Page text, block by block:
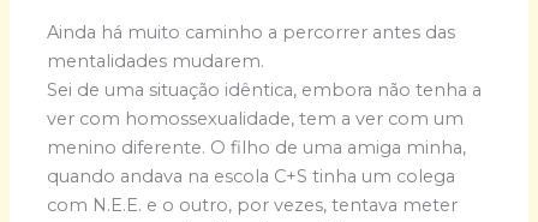
Ainda há muito caminho a percorrer antes das
mentalidades mudarem.
Sei de uma situação idêntica, embora não tenha a
ver com homossexualidade, tem a ver com um
menino diferente. O filho de uma amiga minha,
quando andava na escola C+S tinha um colega
com N.E.E. e o outro, por vezes, tentava meter